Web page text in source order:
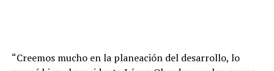
“Creemos mucho en la planeación del desarrollo, lo